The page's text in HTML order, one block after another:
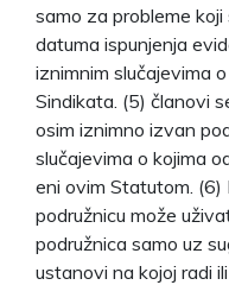
samo za probleme
datuma ispunjenja
iznimnim slučajevima
Sindikata. (5) članovi
osim iznimno izvan
slučajevima o kojima
eni ovim Statutom. (6)
podružnicu može
podružnica samo uz
ustanovi na kojoj radi ili